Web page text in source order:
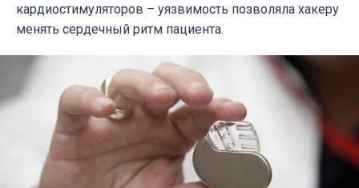
кардиостимуляторов – уязвимость позволяла хакеру
менять сердечный ритм пациента.